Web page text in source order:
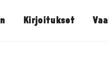
Kirjoitukset